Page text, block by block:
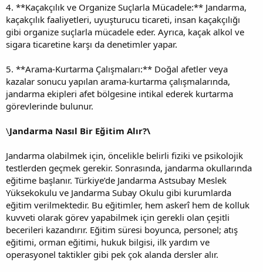
4. **Kaçakçılık ve Organize Suçlarla Mücadele:** Jandarma,
kaçakçılık faaliyetleri, uyuşturucu ticareti, insan kaçakçılığı
gibi organize suçlarla mücadele eder. Ayrıca, kaçak alkol ve
sigara ticaretine karşı da denetimler yapar.
5. **Arama-Kurtarma Çalışmaları:** Doğal afetler veya
kazalar sonucu yapılan arama-kurtarma çalışmalarında,
jandarma ekipleri afet bölgesine intikal ederek kurtarma
görevlerinde bulunur.
\Jandarma Nasıl Bir Eğitim Alır?\
Jandarma olabilmek için, öncelikle belirli fiziki ve psikolojik
testlerden geçmek gerekir. Sonrasında, jandarma okullarında
eğitime başlanır. Türkiye’de Jandarma Astsubay Meslek
Yüksekokulu ve Jandarma Subay Okulu gibi kurumlarda
eğitim verilmektedir. Bu eğitimler, hem askerî hem de kolluk
kuvveti olarak görev yapabilmek için gerekli olan çeşitli
becerileri kazandırır. Eğitim süresi boyunca, personel; atış
eğitimi, orman eğitimi, hukuk bilgisi, ilk yardım ve
operasyonel taktikler gibi pek çok alanda dersler alır.